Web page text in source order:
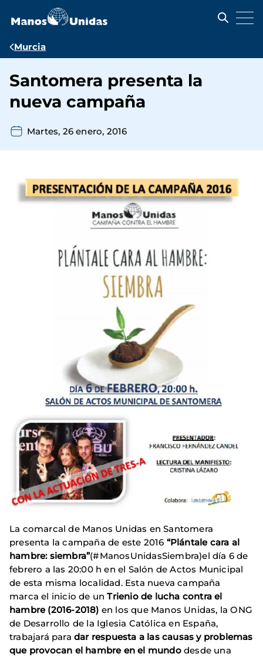
contenido
Ruta
navegación
Murcia
Santomera presenta la
nueva campaña
Martes, 26 enero, 2016
La comarcal de Manos Unidas en Santomera
presenta la campaña de este 2016 “Plántale cara al
hambre: siembra”(#ManosUnidasSiembra)el día 6 de
febrero a las 20:00 h en el Salón de Actos Municipal
de esta misma localidad. Esta nueva campaña
marca el inicio de unTrienio de lucha contra el
hambre (2016-2018) en los que Manos Unidas, la ONG
de Desarrollo de la Iglesia Católica en España,
trabajará para dar respuesta a las causas y problemas
que provocan el hambre en el mundodesde una